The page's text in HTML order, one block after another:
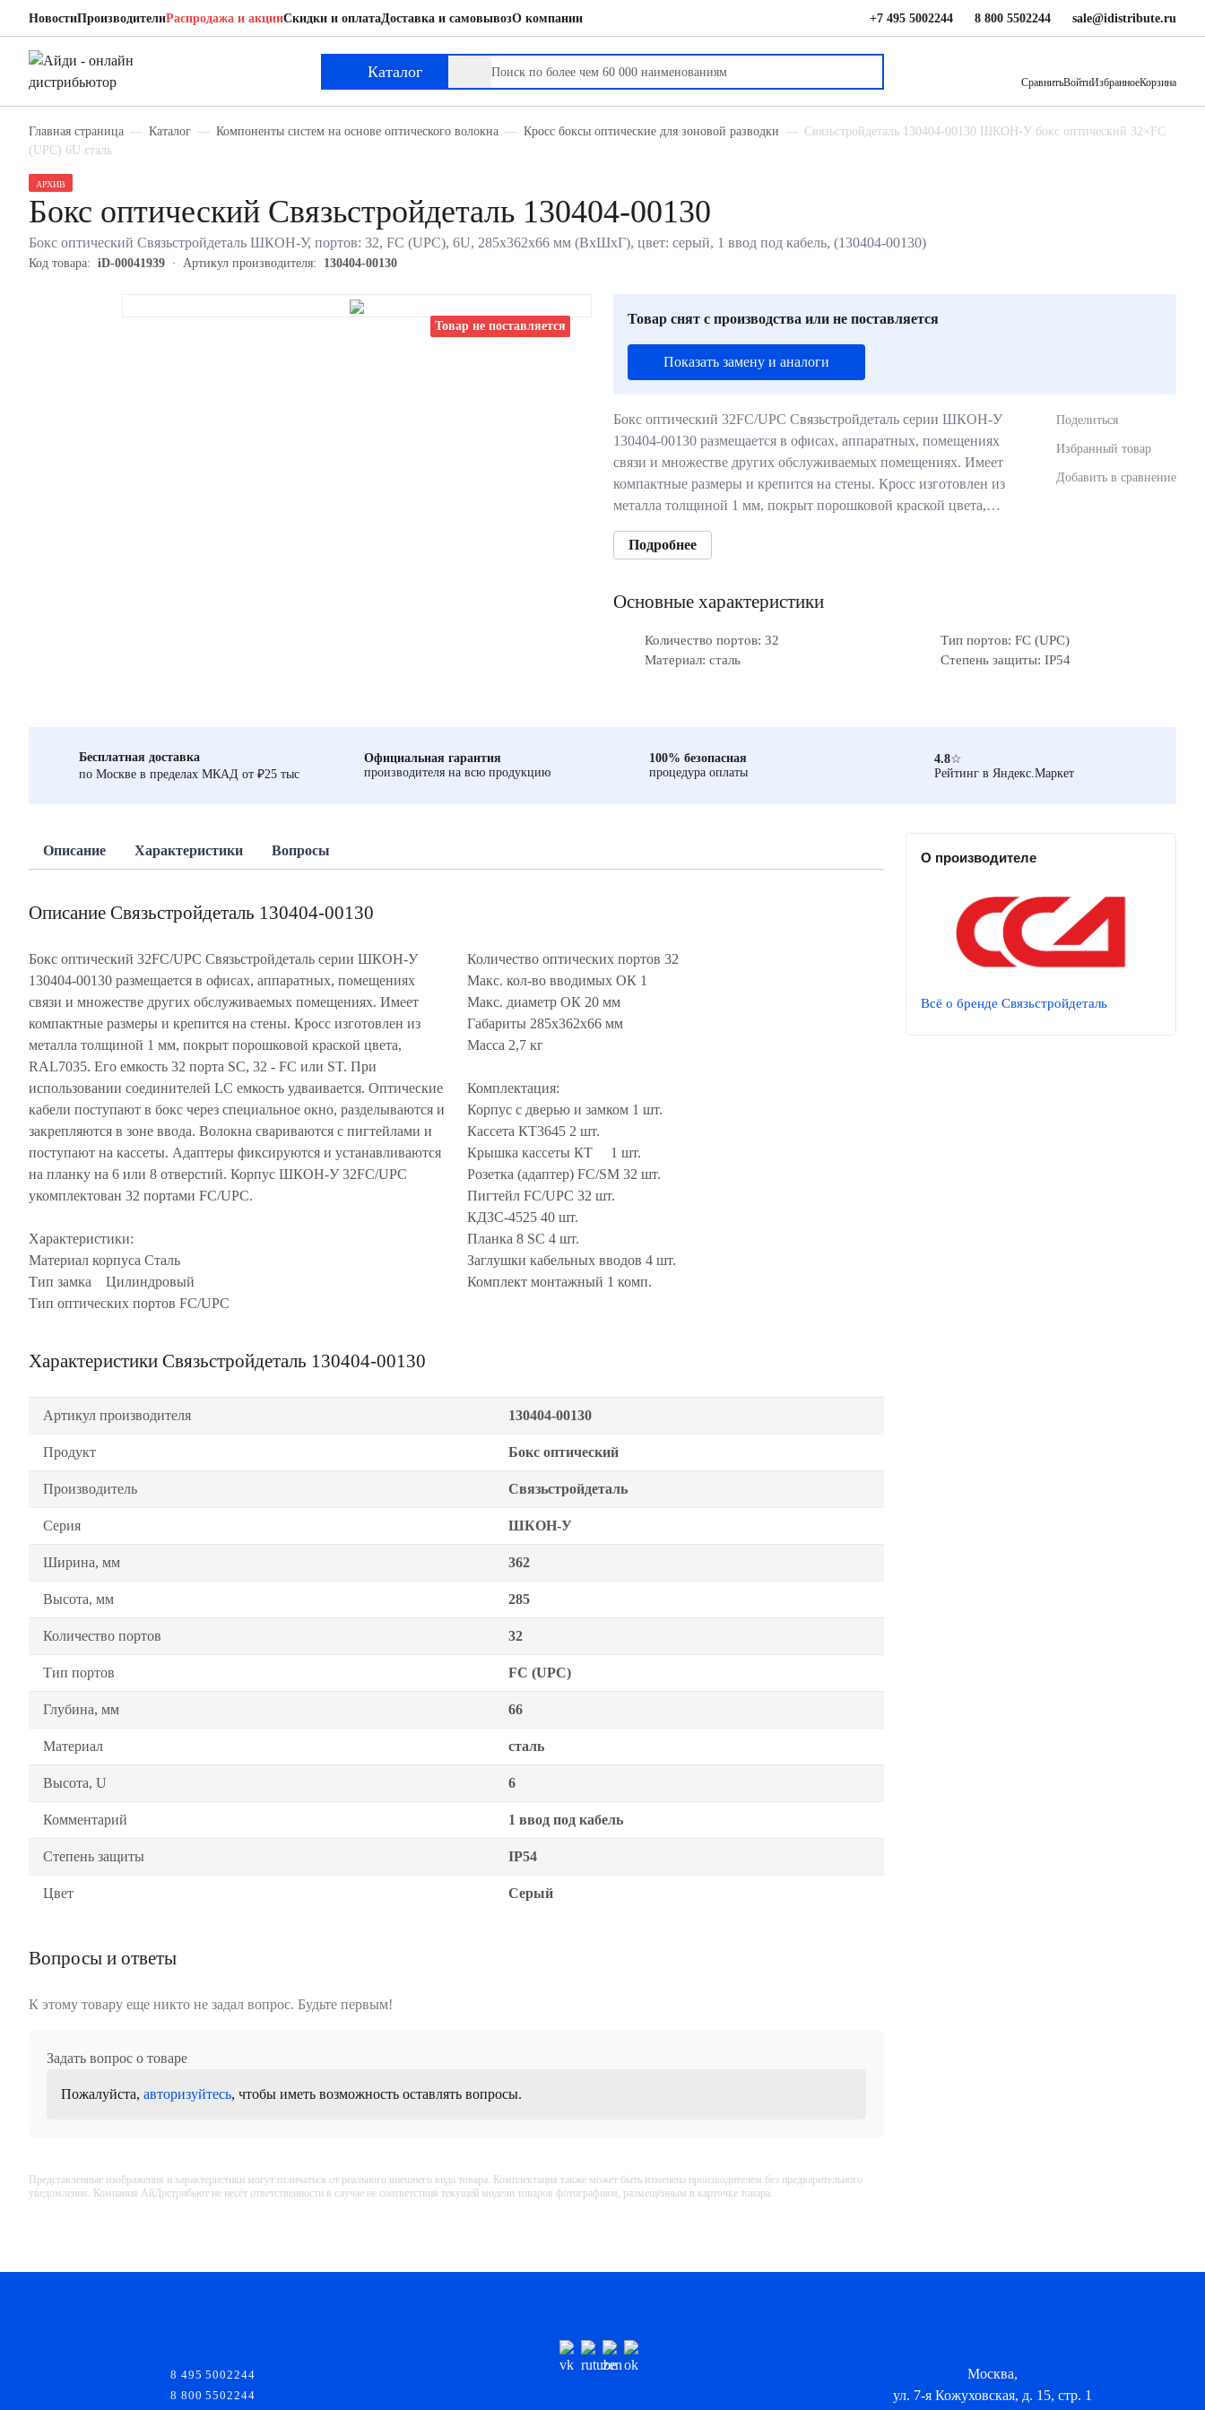
НовостиПроизводителиРаспродажа и акцииСкидки и оплатаДоставка и самовывозО компании +7 495 5002244 8 800 5502244 sale@idistribute.ru
Каталог
СравнитьВойтиИзбранноеКорзина
Главная страница Каталог Компоненты систем на основе оптического волокна Кросс боксы оптические для зоновой разводки
Связьстройдеталь 130404-00130 ШКОН-У бокс оптический 32×FC
(UPC) 6U сталь
Товар не поставляется
АРХИВ
Бокс оптический Связьстройдеталь 130404-00130
Бокс оптический Связьстройдеталь ШКОН-У, портов: 32, FC (UPC), 6U, 285х362х66 мм (ВхШхГ), цвет: серый, 1 ввод под кабель, (130404-00130)
Код товара: iD-00041939 Артикул производителя: 130404-00130
Товар снят с производства или не поставляется
Показать замену и аналоги
Бокс оптический 32FC/UPC Связьстройдеталь серии ШКОН-У
130404-00130 размещается в офисах, аппаратных, помещениях
связи и множестве других обслуживаемых помещениях. Имеет
компактные размеры и крепится на стены. Кросс изготовлен из
металла толщиной 1 мм, покрыт порошковой краской цвета,…
Подробнее
Поделиться
Избранный товар
Добавить в сравнение
Основные характеристики
Количество портов: 32
Тип портов: FC (UPC)
Материал: сталь
Степень защиты: IP54
Бесплатная доставка
по Москве в пределах МКАД от ₽25 тыс
Официальная гарантия
производителя на всю продукцию
100% безопасная
процедура оплаты
4.8☆
Рейтинг в Яндекс.Маркет
Описание Характеристики Вопросы
Описание Связьстройдеталь 130404-00130
Бокс оптический 32FC/UPC Связьстройдеталь серии ШКОН-У
130404-00130 размещается в офисах, аппаратных, помещениях
связи и множестве других обслуживаемых помещениях. Имеет
компактные размеры и крепится на стены. Кросс изготовлен из
металла толщиной 1 мм, покрыт порошковой краской цвета,
RAL7035. Его емкость 32 порта SC, 32 - FC или ST. При
использовании соединителей LC емкость удваивается. Оптические
кабели поступают в бокс через специальное окно, разделываются и
закрепляются в зоне ввода. Волокна свариваются с пигтейлами и
поступают на кассеты. Адаптеры фиксируются и устанавливаются
на планку на 6 или 8 отверстий. Корпус ШКОН-У 32FC/UPC
укомплектован 32 портами FC/UPC.
Характеристики:
Материал корпуса Сталь
Тип замка Цилиндровый
Тип оптических портов FC/UPC
Количество оптических портов 32
Макс. кол-во вводимых ОК 1
Макс. диаметр ОК 20 мм
Габариты 285х362х66 мм
Масса 2,7 кг
Комплектация:
Корпус с дверью и замком 1 шт.
Кассета КТ3645 2 шт.
Крышка кассеты КТ 1 шт.
Розетка (адаптер) FC/SM 32 шт.
Пигтейл FC/UPC 32 шт.
КДЗС-4525 40 шт.
Планка 8 SC 4 шт.
Заглушки кабельных вводов 4 шт.
Комплект монтажный 1 комп.
Характеристики Связьстройдеталь 130404-00130
Артикул производителя 130404-00130
Продукт Бокс оптический
Производитель Связьстройдеталь
Серия ШКОН-У
Ширина, мм 362
Высота, мм 285
Количество портов 32
Тип портов FC (UPC)
Глубина, мм 66
Материал сталь
Высота, U 6
Комментарий 1 ввод под кабель
Степень защиты IP54
Цвет Серый
Вопросы и ответы
К этому товару еще никто не задал вопрос. Будьте первым!
Задать вопрос о товаре
Пожалуйста, авторизуйтесь, чтобы иметь возможность оставлять вопросы.
Представленные изображения и характеристики могут отличаться от реального внешнего вида товара. Комплектация также может быть изменена производителем без предварительного
уведомления. Компания АйДистрибьют не несёт ответственности в случае не соответствия текущей модели товаров фотографиям, размещённым в карточке товара.
О производителе
Всё о бренде Связьстройдеталь
Связьстройдеталь 130404-00130
Бокс оптический
8 495 5002244
8 800 5502244
Москва,
ул. 7-я Кожуховская, д. 15, стр. 1